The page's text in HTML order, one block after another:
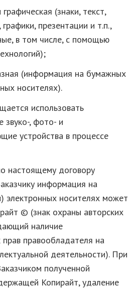
(знаки, текст,
презентации и т.п.,
в том числе, с помощью
(информация на бумажных
носителях).
использовать
звуко-, фото- и
устройства в процессе
настоящему договору
информация на
электронных носителях может
© (знак охраны авторских
наличие
правообладателя на
деятельности). При
полученной
Копирайт, удаление